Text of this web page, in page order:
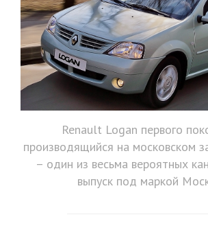
Renault Logan первого
производящийся на московском
– один из весьма вероятных
выпуск под маркой